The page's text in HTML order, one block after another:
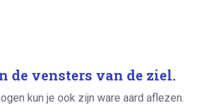
de vensters van de ziel.
kun je ook zijn ware aard aflezen.